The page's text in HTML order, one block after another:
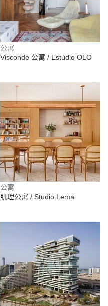
公寓
Visconde 公寓 / Estúdio OLO
公寓
肌理公寓 / Studio Lema